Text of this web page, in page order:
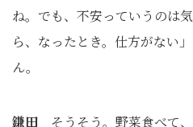
ね。でも、不安っていうのは
ら、なったとき。仕方がない
ん。
鎌田 そうそう。野菜食べて